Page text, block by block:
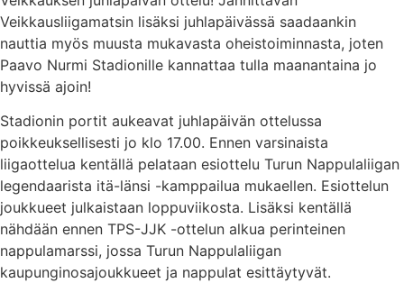
Veikkausliigamatsin lisäksi juhlapäivässä saadaankin
nauttia myös muusta mukavasta oheistoiminnasta, joten
Paavo Nurmi Stadionille kannattaa tulla maanantaina jo
hyvissä ajoin!
Stadionin portit aukeavat juhlapäivän ottelussa
poikkeuksellisesti jo klo 17.00. Ennen varsinaista
liigaottelua kentällä pelataan esiottelu Turun Nappulaliigan
legendaarista itä-länsi -kamppailua mukaellen. Esiottelun
joukkueet julkaistaan loppuviikosta. Lisäksi kentällä
nähdään ennen TPS-JJK -ottelun alkua perinteinen
nappulamarssi, jossa Turun Nappulaliigan
kaupunginosajoukkueet ja nappulat esittäytyvät.